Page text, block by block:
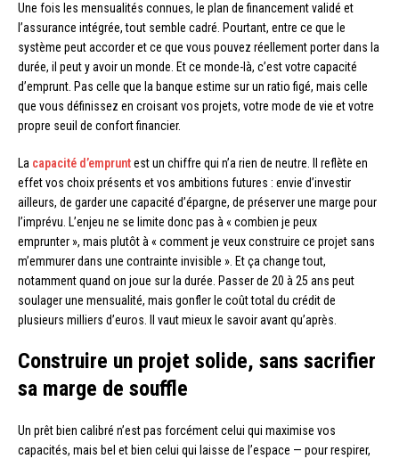
Une fois les mensualités connues, le plan de financement validé et
l’assurance intégrée, tout semble cadré. Pourtant, entre ce que le
système peut accorder et ce que vous pouvez réellement porter dans la
durée, il peut y avoir un monde. Et ce monde-là, c’est votre capacité
d’emprunt. Pas celle que la banque estime sur un ratio figé, mais celle
que vous définissez en croisant vos projets, votre mode de vie et votre
propre seuil de confort financier.
La capacité d’empruntest un chiffre qui n’a rien de neutre. Il reflète en
effet vos choix présents et vos ambitions futures : envie d’investir
ailleurs, de garder une capacité d’épargne, de préserver une marge pour
l’imprévu. L’enjeu ne se limite donc pas à « combien je peux
emprunter », mais plutôt à « comment je veux construire ce projet sans
m’emmurer dans une contrainte invisible ». Et ça change tout,
notamment quand on joue sur la durée. Passer de 20 à 25 ans peut
soulager une mensualité, mais gonfler le coût total du crédit de
plusieurs milliers d’euros. Il vaut mieux le savoir avant qu’après.
Construire un projet solide, sans sacrifier
sa marge de souffle
Un prêt bien calibré n’est pas forcément celui qui maximise vos
capacités, mais bel et bien celui qui laisse de l’espace — pour respirer,